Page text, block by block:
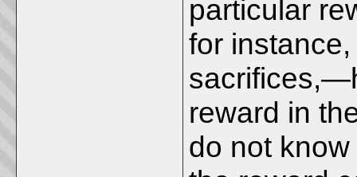
particular
for
reward in
do not